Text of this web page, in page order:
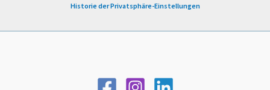
Historie der Privatsphäre-Einstellungen